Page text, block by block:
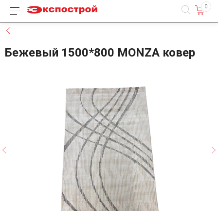
Каталог товаров 0
Бежевый 1500*800 MONZA ковер